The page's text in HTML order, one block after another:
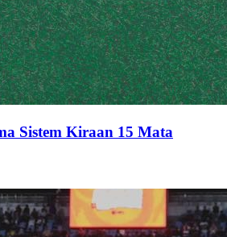
Sistem Kiraan 15 Mata